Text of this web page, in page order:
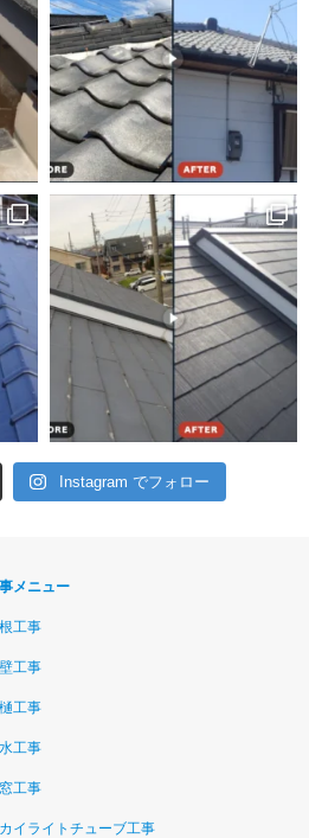
Instagram でフォロー
メニュー
工事
工事
工事
工事
工事
イライトチューブ工事